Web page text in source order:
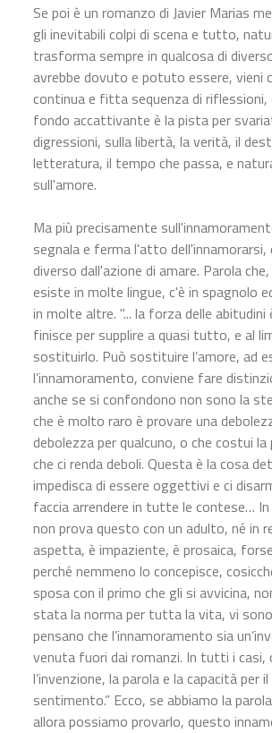
Se poi è un romanzo di Javier Marias
gli inevitabili colpi di scena e tutto,
trasforma sempre in qualcosa di
avrebbe dovuto e potuto essere, vieni
continua e fitta sequenza di riflessioni,
fondo accattivante è la pista per
digressioni, sulla libertà, la verità, il
letteratura, il tempo che passa, e
sull'amore.
Ma più precisamente
segnala e ferma l'atto dell'innamorarsi,
diverso dall'azione di amare. Parola
esiste in molte lingue, c'è in spagnolo
in molte altre. "... la forza delle abitudini
finisce per supplire a quasi tutto, e al
sostituirlo. Può sostituire l’amore, ad
l’innamoramento, conviene fare
anche se si confondono non sono la
che è molto raro è provare una
debolezza per qualcuno, o che costui la
che ci renda deboli. Questa è la cosa
impedisca di essere oggettivi e ci
faccia arrendere in tutte le contese…
non prova questo con un adulto, né in
aspetta, è impaziente, è prosaica,
perché nemmeno lo concepisce,
sposa con il primo che gli si avvicina,
stata la norma per tutta la vita, vi
pensano che l’innamoramento sia
venuta fuori dai romanzi. In tutti i casi,
l’invenzione, la parola e la capacità per il
sentimento.” Ecco, se abbiamo la
allora possiamo provarlo, questo